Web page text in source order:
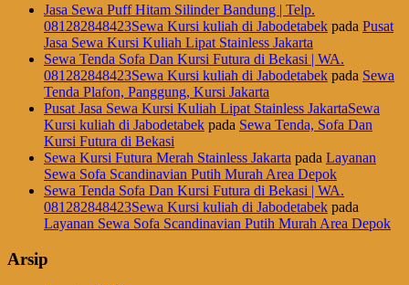
Jasa Sewa Puff Hitam Silinder Bandung | Telp.
081282848423Sewa Kursi kuliah di Jabodetabek pada Pusat
Jasa Sewa Kursi Kuliah Lipat Stainless Jakarta
Sewa Tenda Sofa Dan Kursi Futura di Bekasi | WA.
081282848423Sewa Kursi kuliah di Jabodetabek pada Sewa
Tenda Plafon, Panggung, Kursi Jakarta
Pusat Jasa Sewa Kursi Kuliah Lipat Stainless JakartaSewa
Kursi kuliah di Jabodetabek pada Sewa Tenda, Sofa Dan
Kursi Futura di Bekasi
Sewa Kursi Futura Merah Stainless Jakarta pada Layanan
Sewa Sofa Scandinavian Putih Murah Area Depok
Sewa Tenda Sofa Dan Kursi Futura di Bekasi | WA.
081282848423Sewa Kursi kuliah di Jabodetabek pada
Layanan Sewa Sofa Scandinavian Putih Murah Area Depok
Arsip